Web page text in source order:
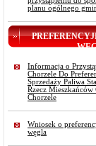
planu ogólnego
Informacja o
Chorzele Do
Sprzedaży Paliwa
Rzecz Mieszkańców
Chorzele
Wniosek o
węgla